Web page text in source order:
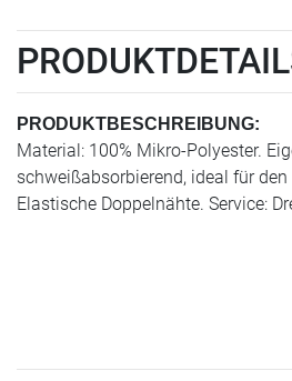
PRODUKTBESCHREIBUNG:
Material: 100% Mikro-Polyester.
schweißabsorbierend, ideal für
Elastische Doppelnähte. Service: